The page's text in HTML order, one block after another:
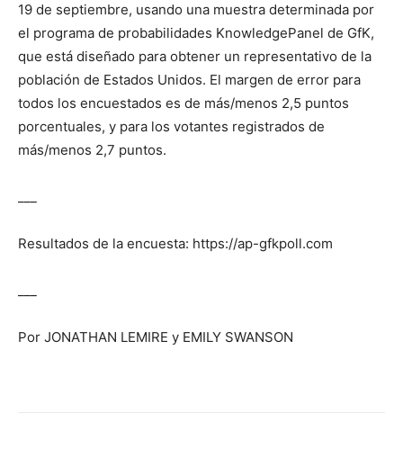
19 de septiembre, usando una muestra determinada por
el programa de probabilidades KnowledgePanel de GfK,
que está diseñado para obtener un representativo de la
población de Estados Unidos. El margen de error para
todos los encuestados es de más/menos 2,5 puntos
porcentuales, y para los votantes registrados de
más/menos 2,7 puntos.
Resultados de la encuesta: https://ap-gfkpoll.com
Por JONATHAN LEMIRE y EMILY SWANSON